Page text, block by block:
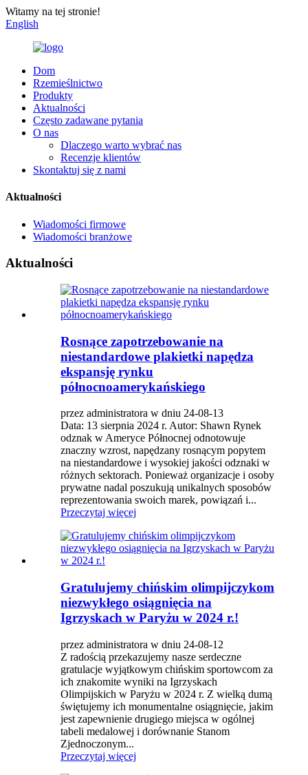
Witamy na tej stronie!
English
Dom
Rzemieślnictwo
Produkty
Aktualności
Często zadawane pytania
O nas
Dlaczego warto wybrać nas
Recenzje klientów
Skontaktuj się z nami
Aktualności
Wiadomości firmowe
Wiadomości branżowe
Aktualności
Rosnące zapotrzebowanie na
niestandardowe plakietki napędza
ekspansję rynku
północnoamerykańskiego
przez administratora w dniu 24-08-13
Data: 13 sierpnia 2024 r. Autor: Shawn Rynek
odznak w Ameryce Północnej odnotowuje
znaczny wzrost, napędzany rosnącym popytem
na niestandardowe i wysokiej jakości odznaki w
różnych sektorach. Ponieważ organizacje i osoby
prywatne nadal poszukują unikalnych sposobów
reprezentowania swoich marek, powiązań i...
Przeczytaj więcej
Gratulujemy chińskim olimpijczykom
niezwykłego osiągnięcia na
Igrzyskach w Paryżu w 2024 r.!
przez administratora w dniu 24-08-12
Z radością przekazujemy nasze serdeczne
gratulacje wyjątkowym chińskim sportowcom za
ich znakomite wyniki na Igrzyskach
Olimpijskich w Paryżu w 2024 r. Z wielką dumą
świętujemy ich monumentalne osiągnięcie, jakim
jest zapewnienie drugiego miejsca w ogólnej
tabeli medalowej i dorównanie Stanom
Zjednoczonym...
Przeczytaj więcej